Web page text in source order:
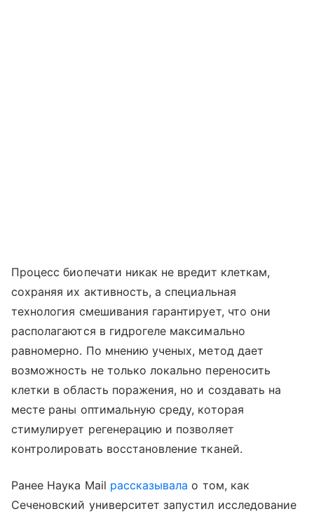
Процесс биопечати никак не вредит клеткам,
сохраняя их активность, а специальная
технология смешивания гарантирует, что они
располагаются в гидрогеле максимально
равномерно. По мнению ученых, метод дает
возможность не только локально переносить
клетки в область поражения, но и создавать на
месте раны оптимальную среду, которая
стимулирует регенерацию и позволяет
контролировать восстановление тканей.
Ранее Наука Mail рассказывала о том, как
Сеченовский университет запустил исследование